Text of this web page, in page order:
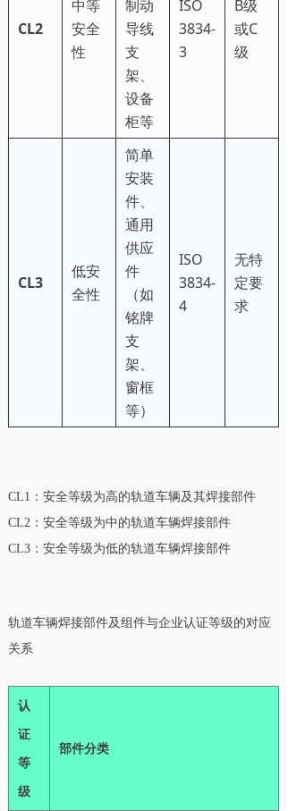
CL2
中等
安全
性
制动
导线
支
架、
设备
柜等
ISO
3834-
3
B级
或C
级
CL3
低安
全性
简单
安装
件、
通用
供应
件
（如
铭牌
支
架、
窗框
等）
ISO
3834-
4
无特
定要
求
CL1：安全等级为高的轨道车辆及其焊接部件
CL2：安全等级为中的轨道车辆焊接部件
CL3：安全等级为低的轨道车辆焊接部件
轨道车辆焊接部件及组件与企业认证等级的对应
关系
认
证
等
级
部件分类